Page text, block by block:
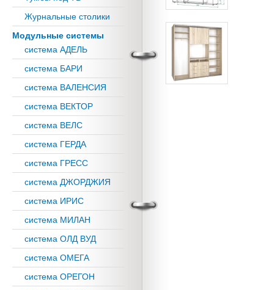
Журнальные столики
Модульные системы
система АДЕЛЬ
система БАРИ
система ВАЛЕНСИЯ
система ВЕКТОР
система ВЕЛС
система ГЕРДА
система ГРЕСС
система ДЖОРДЖИЯ
система ИРИС
система МИЛАН
система ОЛД ВУД
система ОМЕГА
система ОРЕГОН